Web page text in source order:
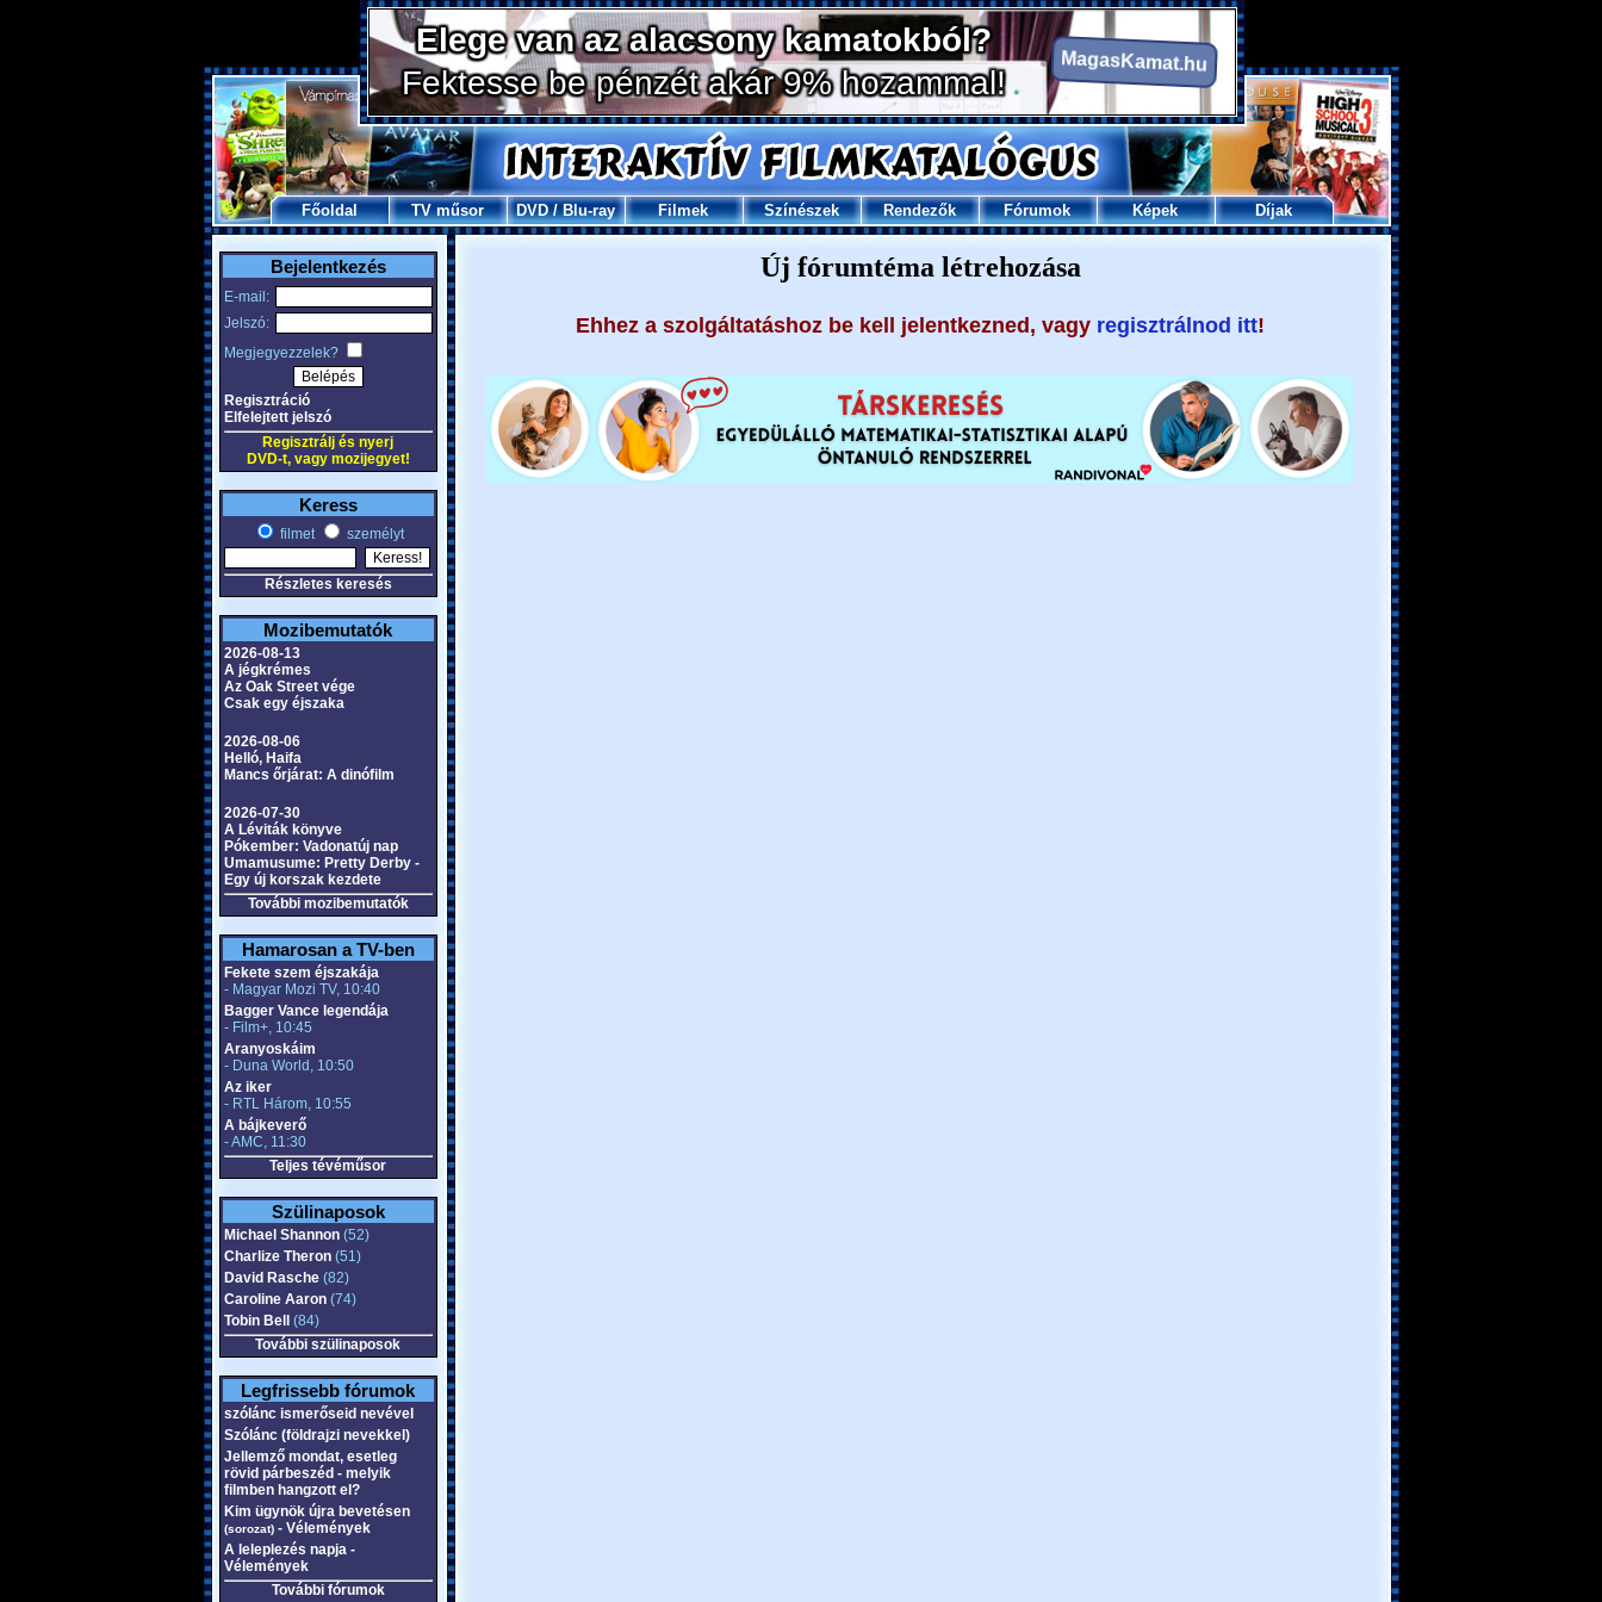
Főoldal TV műsor DVD/Blu-ray Filmek Színészek Rendezők Fórumok Képek Díjak
Bejelentkezés
E-mail:
Jelszó:
Megjegyezzelek?
Regisztráció
Elfelejtett jelszó
Regisztrálj és nyerj
DVD-t, vagy mozijegyet!
Keress
filmet személyt
Részletes keresés
Mozibemutatók
2026-08-13
A jégkrémes
Az Oak Street vége
Csak egy éjszaka
2026-08-06
Helló, Haifa
Mancs őrjárat: A dinófilm
2026-07-30
A Léviták könyve
Pókember: Vadonatúj nap
Umamusume: Pretty Derby -
Egy új korszak kezdete
További mozibemutatók
Hamarosan a TV-ben
Fekete szem éjszakája
- Magyar Mozi TV, 10:40
Bagger Vance legendája
- Film+, 10:45
Aranyoskáim
- Duna World, 10:50
Az iker
- RTL Három, 10:55
A bájkeverő
- AMC, 11:30
Teljes tévéműsor
Szülinaposok
Michael Shannon(52)
Charlize Theron(51)
David Rasche(82)
Caroline Aaron(74)
Tobin Bell
(84)
További szülinaposok
Legfrissebb fórumok
szólánc ismerőseid nevével
Szólánc (földrajzi nevekkel)
Jellemző mondat, esetleg
rövid párbeszéd - melyik
filmben hangzott el?
Kim ügynök újra bevetésen
(sorozat)- Vélemények
A leleplezés napja -
Vélemények
További fórumok
Új fórumtéma létrehozása
Ehhez a szolgáltatáshoz be kell jelentkezned, vagy regisztrálnod itt!